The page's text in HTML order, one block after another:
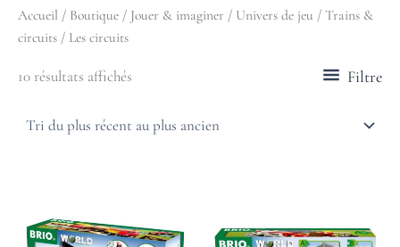
Accueil / Boutique / Jouer & imaginer / Univers de jeu / Trains &
circuits / Les circuits
10 résultats affichés Filtre